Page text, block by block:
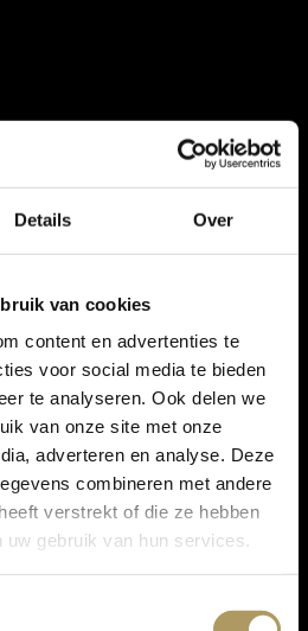
Details Over
van cookies
content en advertenties te
voor social media te bieden
te analyseren. Ook delen we
van onze site met onze
adverteren en analyse. Deze
combineren met andere
verstrekt of die ze hebben
gebruik van hun services.